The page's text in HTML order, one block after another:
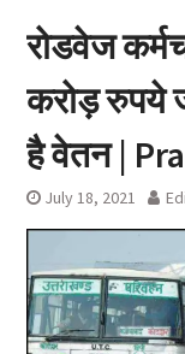
रोडवेज
करोड़ रुपये
है वेतन |
July 18, 2021